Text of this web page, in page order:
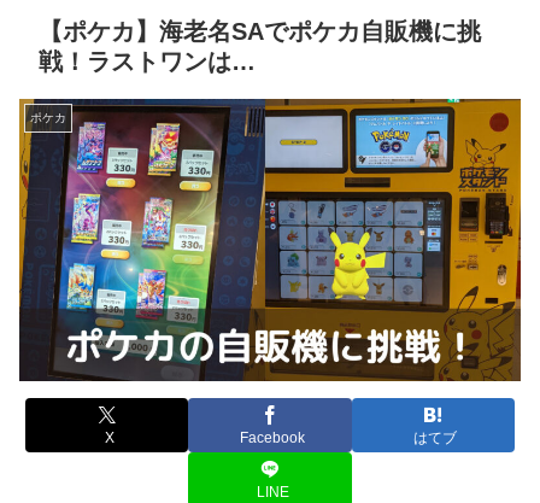
【ポケカ】海老名SAでポケカ自販機に挑
戦！ラストワンは…
ポケカ
X Facebook はてブ
LINE